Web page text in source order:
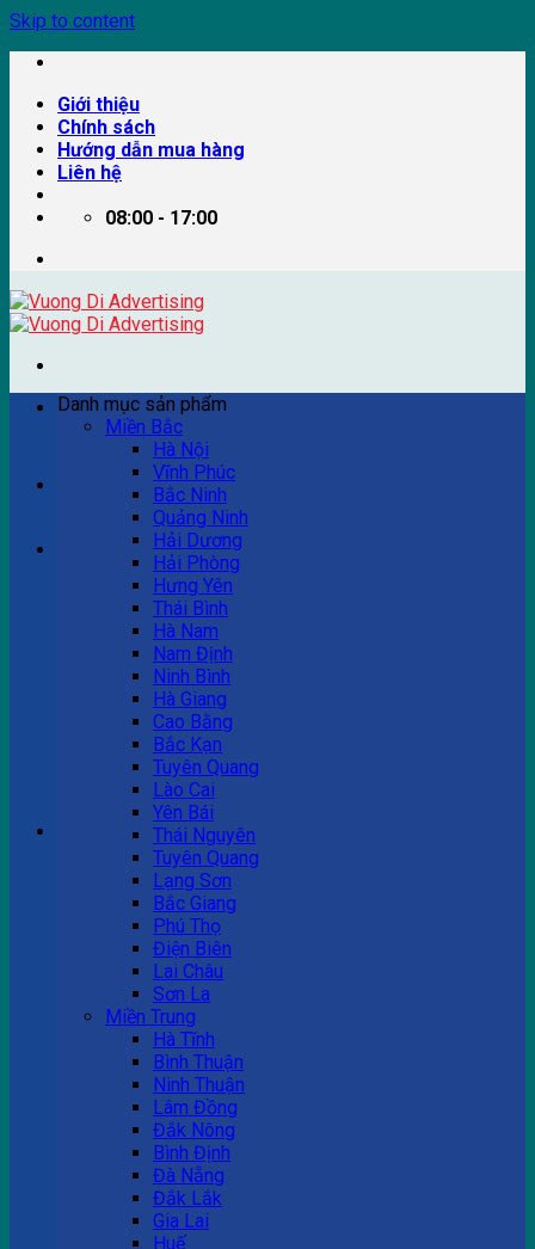
Skip to content
Giới thiệu
Chính sách
Hướng dẫn mua hàng
Liên hệ
08:00 - 17:00
Ví dụ: Billboard quảng cáo, pano quảng cáo, quảng cáo
trên xe bus...
Tư vấn bán hàng
0983 863 488
Hotline hỗ trợ
0983 863 488
Giỏ hàng
Chưa có sản phẩm trong giỏ hàng.
Danh mục sản phẩm
Miền Bắc
Hà Nội
Vĩnh Phúc
Bắc Ninh
Quảng Ninh
Hải Dương
Hải Phòng
Hưng Yên
Thái Bình
Hà Nam
Nam Định
Ninh Bình
Hà Giang
Cao Bằng
Bắc Kạn
Tuyên Quang
Lào Cai
Yên Bái
Thái Nguyên
Tuyên Quang
Lạng Sơn
Bắc Giang
Phú Thọ
Điện Biên
Lai Châu
Sơn La
Miền Trung
Hà Tĩnh
Bình Thuận
Ninh Thuận
Lâm Đồng
Đắk Nông
Bình Định
Đà Nẵng
Đắk Lắk
Gia Lai
Huế